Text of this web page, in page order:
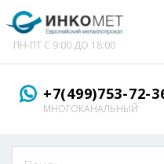
ПН-ПТ С 9:00 ДО 18:00
+7(499)753-72-
МНОГОКАНАЛЬНЫЙ